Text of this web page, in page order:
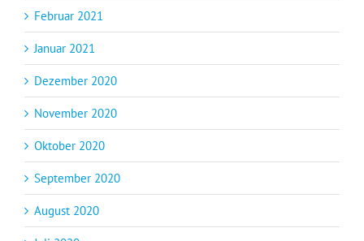
Februar 2021
Januar 2021
Dezember 2020
November 2020
Oktober 2020
September 2020
August 2020